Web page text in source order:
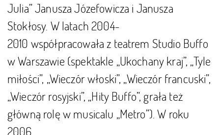
Julia” Janusza Józefowicza i Janusza
Stokłosy. W latach 2004-
2010 współpracowała z teatrem Studio Buffo
w Warszawie (spektakle „Ukochany kraj”, „Tyle
miłości”, „Wieczór włoski”, „Wieczór francuski”,
„Wieczór rosyjski”, „Hity Buffo”, grała też
główną rolę w musicalu „Metro”). W roku
2006